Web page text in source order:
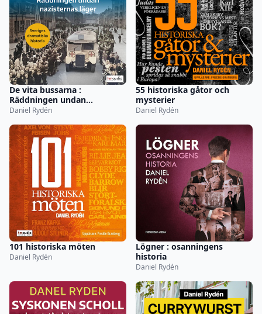
De vita bussarna :
Räddningen undan
nazisternas läger
Daniel Rydén
55 historiska gåtor och
mysterier
Daniel Rydén
101 historiska möten
Daniel Rydén
Lögner : osanningens
historia
Daniel Rydén